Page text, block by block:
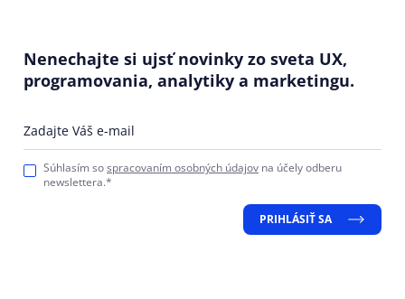
Nenechajte si ujsť novinky zo sveta UX,
programovania, analytiky a marketingu.
Zadajte Váš e-mail
Súhlasím sospracovaním osobných údajov na účely odberu
newslettera.*
PRIHLÁSIŤ SA